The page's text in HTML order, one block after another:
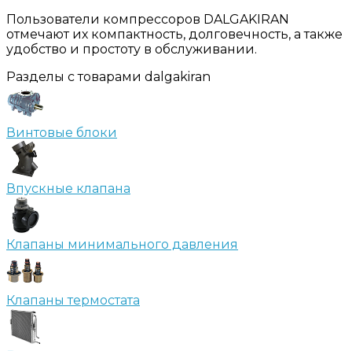
Пользователи компрессоров DALGAKIRAN
отмечают их компактность, долговечность, а также
удобство и простоту в обслуживании.
Разделы с товарами dalgakiran
Винтовые блоки
Впускные клапана
Клапаны минимального давления
Клапаны термостата